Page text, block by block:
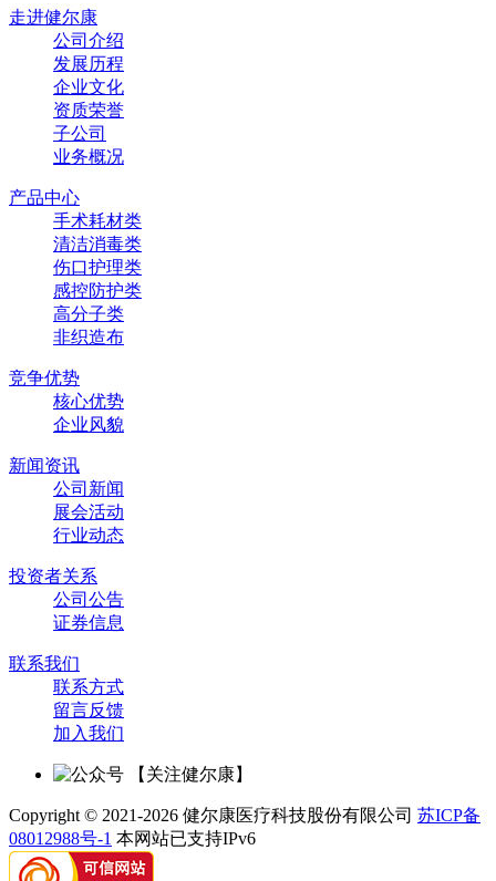
走进健尔康
公司介绍
发展历程
企业文化
资质荣誉
子公司
业务概况
产品中心
手术耗材类
清洁消毒类
伤口护理类
感控防护类
高分子类
非织造布
竞争优势
核心优势
企业风貌
新闻资讯
公司新闻
展会活动
行业动态
投资者关系
公司公告
证券信息
联系我们
联系方式
留言反馈
加入我们
【关注健尔康】
Copyright © 2021-2026 健尔康医疗科技股份有限公司 苏ICP备
08012988号-1 本网站已支持IPv6